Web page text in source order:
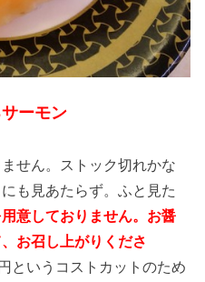
ーモン
せん。ストック切れかな
も見あたらず。ふと見た
意しておりません。お醤
お召し上がりくださ
というコストカットのため